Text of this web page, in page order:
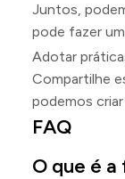
Juntos,
pode fazer
Adotar
Compartilhe
podemos
FAQ
O que é